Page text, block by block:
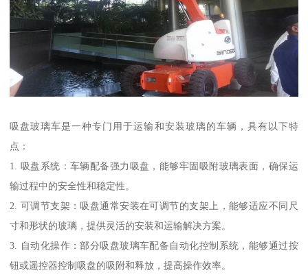
吸盘玻璃车是一种专门用于运输和安装玻璃的车辆，具有以下特
点：
1. 吸盘系统：车辆配备强力吸盘，能够牢固吸附玻璃表面，确保运
输过程中的安全性和稳定性。
2. 可调节支架：吸盘通常安装在可调节的支架上，能够适应不同尺
寸和形状的玻璃，提供灵活的安装和运输解决方案。
3. 自动化操作：部分吸盘玻璃车配备自动化控制系统，能够通过按
钮或遥控器控制吸盘的吸附和释放，提高操作效率。